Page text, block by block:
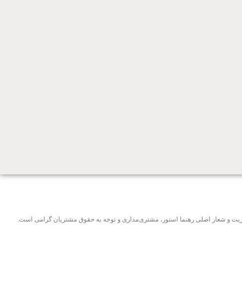
و شعار اصلی رهنما استور، مشتری‌مداری و توجه به حقوق مشتریان گرامی است.